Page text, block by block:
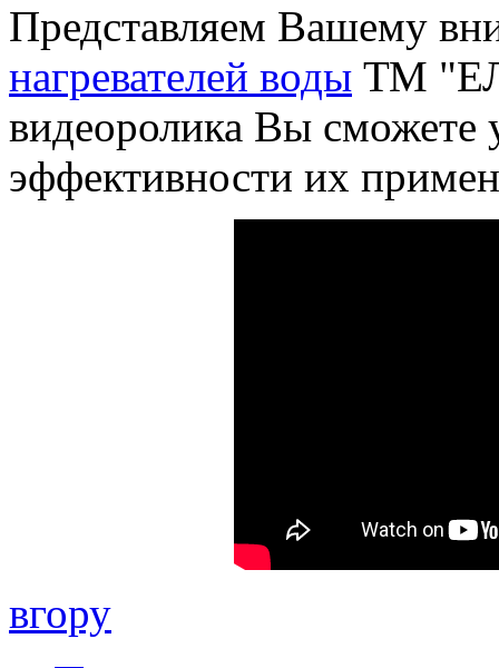
Представляем Вашему
нагревателей воды ТМ
видеоролика Вы сможете
эффективности их
вгору